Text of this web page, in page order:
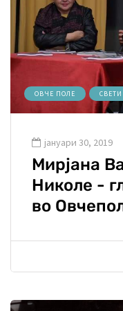
ОВЧЕ ПОЛЕ
јануари 30, 2019
Мирјана
Николе -
во